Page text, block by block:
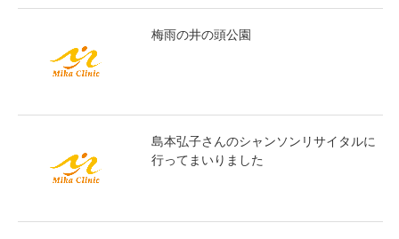
梅雨の井の頭公園
島本弘子さんのシャンソンリサイタルに
行ってまいりました